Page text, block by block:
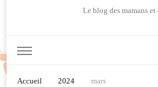
Le blog des mamans et
Accueil 2024 mars